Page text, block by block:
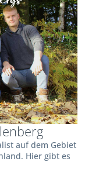
auf dem Gebiet
Hier gibt es